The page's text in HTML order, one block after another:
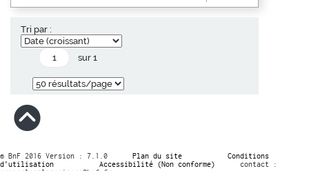
Tri par :
sur 1
© BnF 2016 Version : 7.1.0 Plan du site
Conditions
d’utilisation
Accessibilité (Non conforme)
contact :